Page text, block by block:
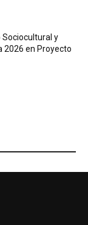
Sociocultural y
2026 en Proyecto